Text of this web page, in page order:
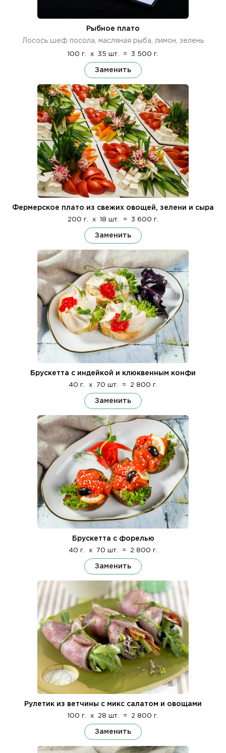
Рыбное плато
Лосось шеф посола, масляная рыба, лимон, зелень
100 г. x 35 шт. = 3 500 г.
Заменить
Фермерское плато из свежих овощей, зелени и сыра
200 г. x 18 шт. = 3 600 г.
Заменить
Брускетта с индейкой и клюквенным конфи
40 г. x 70 шт. = 2 800 г.
Заменить
Брускетта с форелью
40 г. x 70 шт. = 2 800 г.
Заменить
Рулетик из ветчины с микс салатом и овощами
100 г. x 28 шт. = 2 800 г.
Заменить